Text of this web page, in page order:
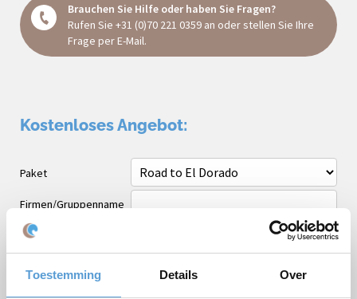
Toestemming Details Over
Brauchen Sie Hilfe oder haben Sie Fragen?
Rufen Sie +31 (0)70 221 0359 an oder stellen Sie Ihre
Frage per E-Mail.
Kostenloses Angebot:
Paket
Firmen/Gruppenname
Gelegenheit
Nachname